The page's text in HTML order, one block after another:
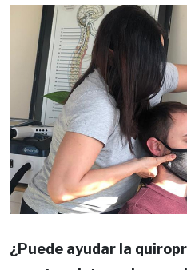
¿Puede ayudar la